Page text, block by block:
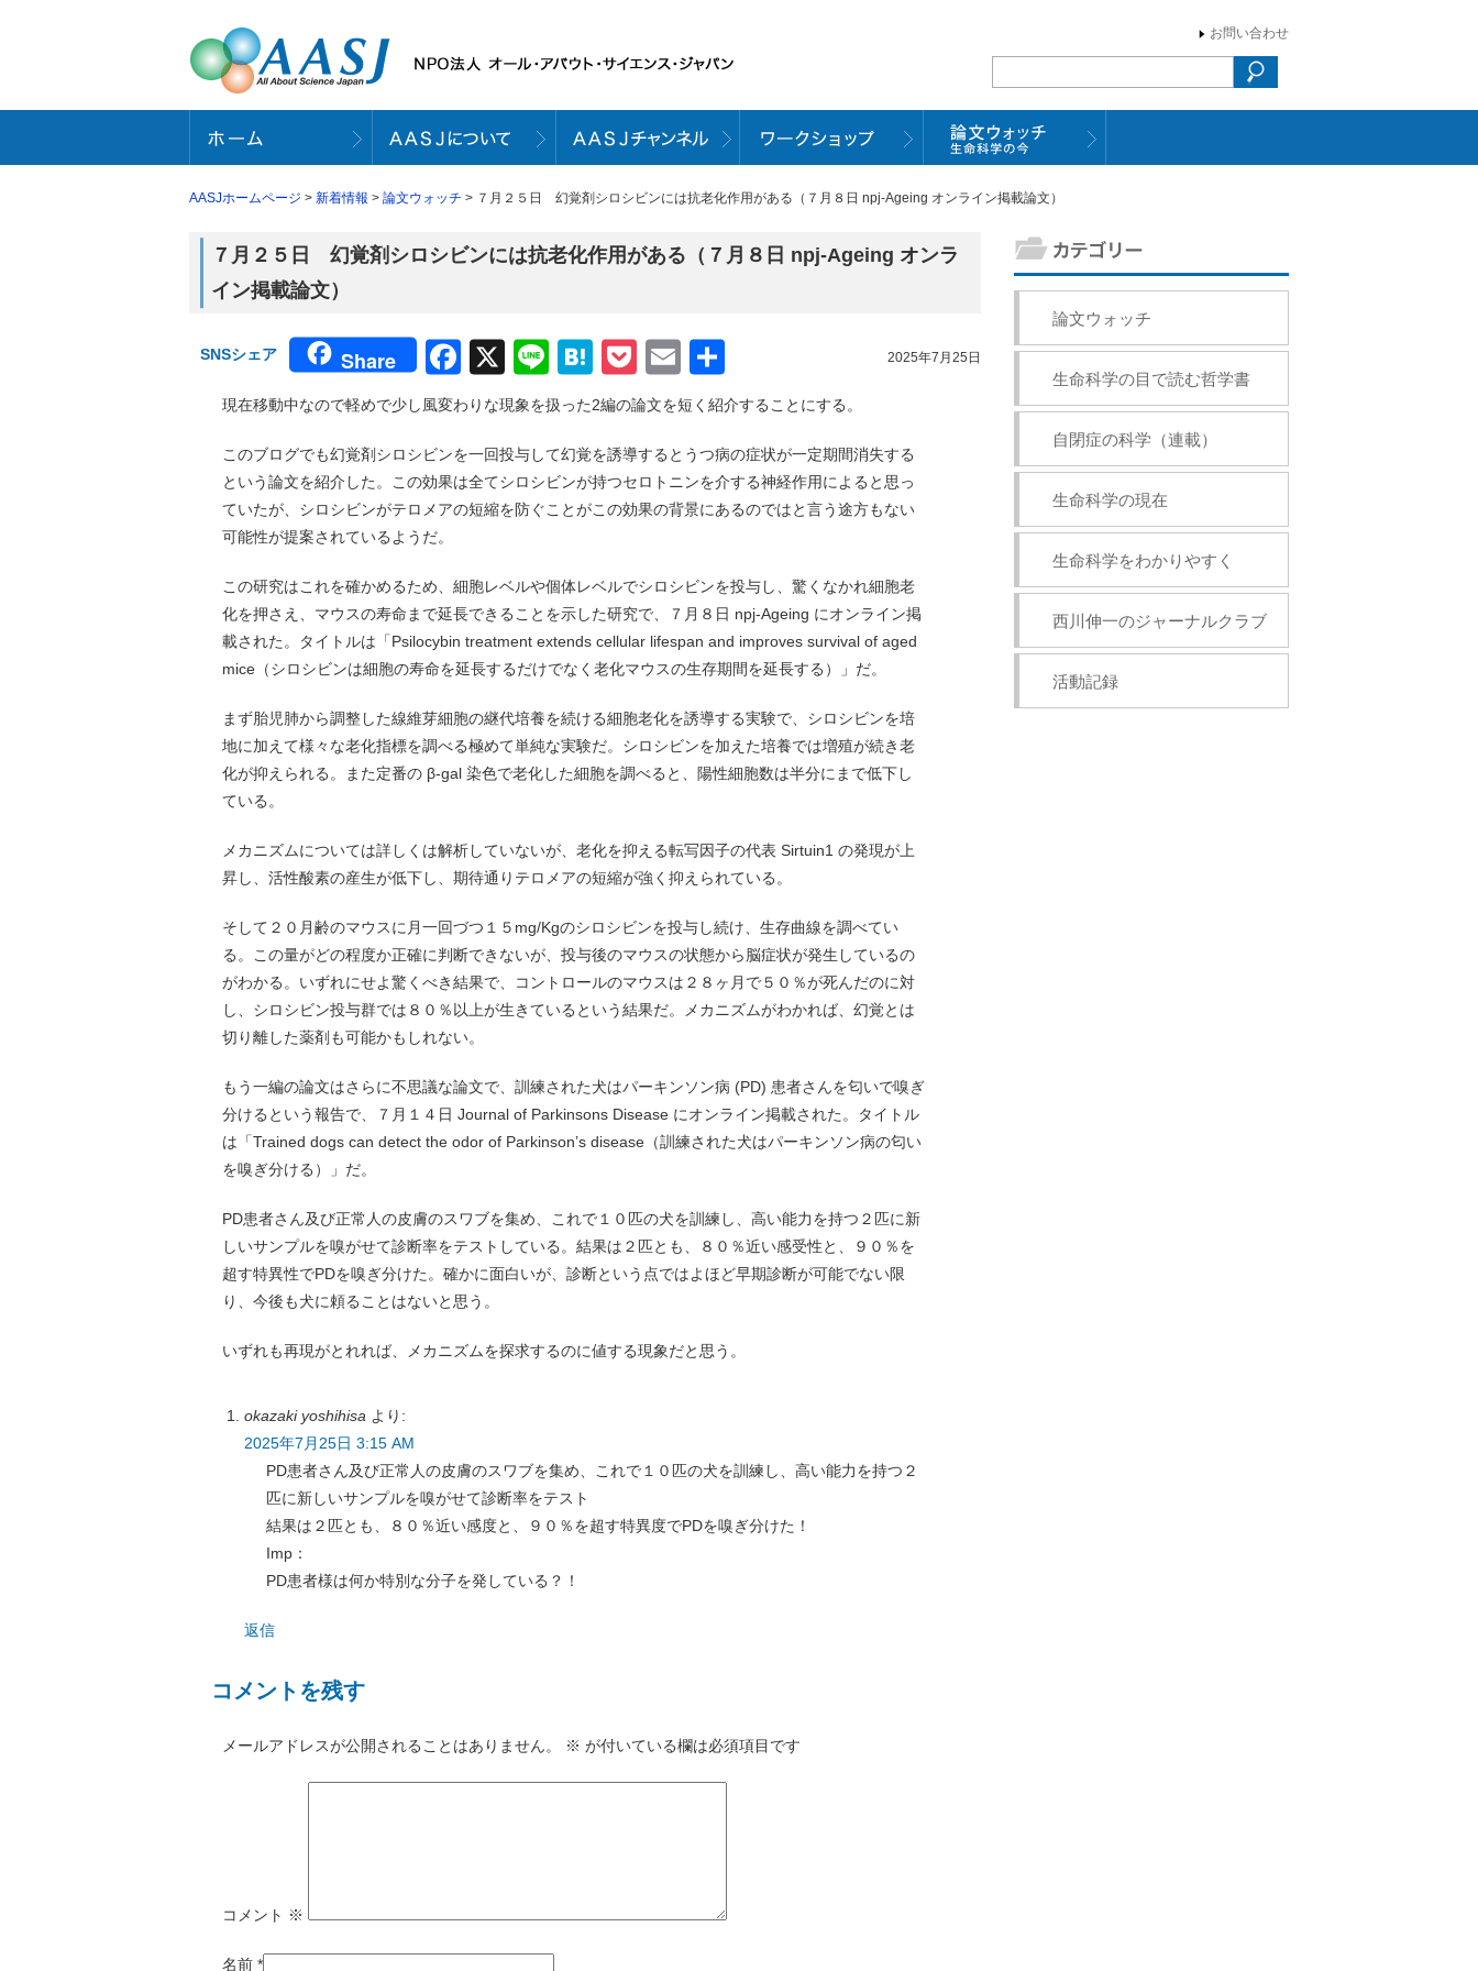
お問い合わせ
AASJホームページ > 新着情報 > 論文ウォッチ > ７月２５日 幻覚剤シロシビンには抗老化作用がある（７月８日 npj-Ageing オンライン掲載論文）
７月２５日 幻覚剤シロシビンには抗老化作用がある（７月８日 npj-Ageing オンラ
イン掲載論文）
2025年7月25日
SNSシェア Share Facebook
X LineHatena
Pocket
Email
有
現在移動中なので軽めで少し風変わりな現象を扱った2編の論文を短く紹介することにする。
このブログでも幻覚剤シロシビンを一回投与して幻覚を誘導するとうつ病の症状が一定期間消失する
という論文を紹介した。この効果は全てシロシビンが持つセロトニンを介する神経作用によると思っ
ていたが、シロシビンがテロメアの短縮を防ぐことがこの効果の背景にあるのではと言う途方もない
可能性が提案されているようだ。
この研究はこれを確かめるため、細胞レベルや個体レベルでシロシビンを投与し、驚くなかれ細胞老
化を押さえ、マウスの寿命まで延長できることを示した研究で、７月８日 npj-Ageing にオンライン掲
載された。タイトルは「Psilocybin treatment extends cellular lifespan and improves survival of aged
mice（シロシビンは細胞の寿命を延長するだけでなく老化マウスの生存期間を延長する）」だ。
まず胎児肺から調整した線維芽細胞の継代培養を続ける細胞老化を誘導する実験で、シロシビンを培
地に加えて様々な老化指標を調べる極めて単純な実験だ。シロシビンを加えた培養では増殖が続き老
化が抑えられる。また定番の β-gal 染色で老化した細胞を調べると、陽性細胞数は半分にまで低下し
ている。
メカニズムについては詳しくは解析していないが、老化を抑える転写因子の代表 Sirtuin1 の発現が上
昇し、活性酸素の産生が低下し、期待通りテロメアの短縮が強く抑えられている。
そして２０月齢のマウスに月一回づつ１５mg/Kgのシロシビンを投与し続け、生存曲線を調べてい
る。この量がどの程度か正確に判断できないが、投与後のマウスの状態から脳症状が発生しているの
がわかる。いずれにせよ驚くべき結果で、コントロールのマウスは２８ヶ月で５０％が死んだのに対
し、シロシビン投与群では８０％以上が生きているという結果だ。メカニズムがわかれば、幻覚とは
切り離した薬剤も可能かもしれない。
もう一編の論文はさらに不思議な論文で、訓練された犬はパーキンソン病 (PD) 患者さんを匂いで嗅ぎ
分けるという報告で、７月１４日 Journal of Parkinsons Disease にオンライン掲載された。タイトル
は「Trained dogs can detect the odor of Parkinson’s disease（訓練された犬はパーキンソン病の匂い
を嗅ぎ分ける）」だ。
PD患者さん及び正常人の皮膚のスワブを集め、これで１０匹の犬を訓練し、高い能力を持つ２匹に新
しいサンプルを嗅がせて診断率をテストしている。結果は２匹とも、８０％近い感受性と、９０％を
超す特異性でPDを嗅ぎ分けた。確かに面白いが、診断という点ではよほど早期診断が可能でない限
り、今後も犬に頼ることはないと思う。
いずれも再現がとれれば、メカニズムを探求するのに値する現象だと思う。
okazaki yoshihisa より:
2025年7月25日 3:15 AM
PD患者さん及び正常人の皮膚のスワブを集め、これで１０匹の犬を訓練し、高い能力を持つ２
匹に新しいサンプルを嗅がせて診断率をテスト
結果は２匹とも、８０％近い感度と、９０％を超す特異度でPDを嗅ぎ分けた！
Imp：
PD患者様は何か特別な分子を発している？！
返信
コメントを残す
メールアドレスが公開されることはありません。 ※ が付いている欄は必須項目です
コメント ※
名前 *
論文ウォッチ
生命科学の目で読む哲学書
自閉症の科学（連載）
生命科学の現在
生命科学をわかりやすく
西川伸一のジャーナルクラブ
活動記録